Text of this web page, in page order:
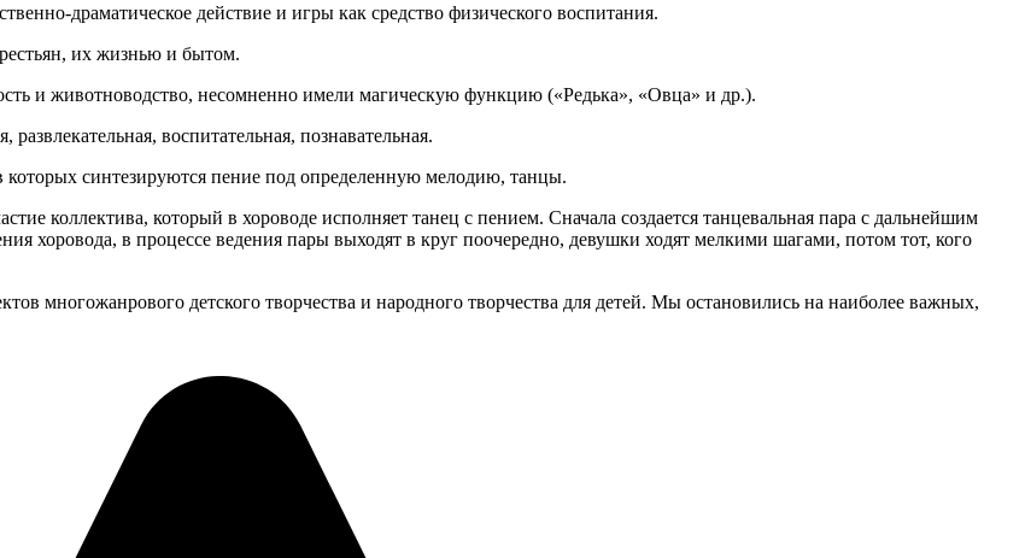
драматическое действие и игры как средство физического воспитания.
их жизнью и бытом.
и животноводство, несомненно имели магическую функцию («Редька», «Овца» и др.).
воспитательная, познавательная.
которых синтезируются пение под определенную мелодию, танцы.
коллектива, который в хороводе исполняет танец с пением. Сначала создается танцевальная пара с дальнейшим
хоровода, в процессе ведения пары выходят в круг поочередно, девушки ходят мелкими шагами, потом тот, кого
многожанрового детского творчества и народного творчества для детей. Мы остановились на наиболее важных,